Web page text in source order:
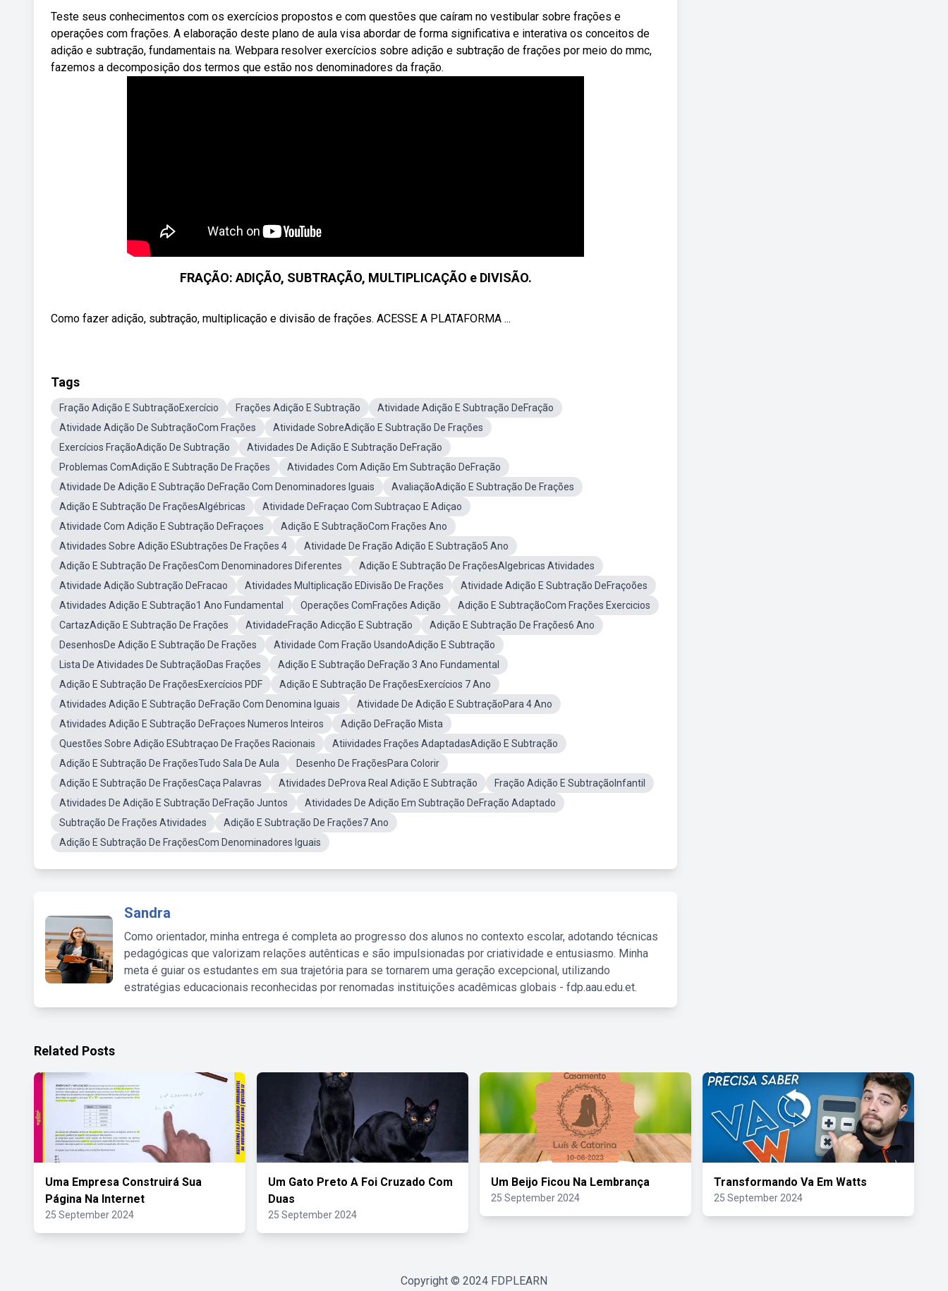
Teste seus conhecimentos com os exercícios propostos e com questões que caíram no vestibular sobre frações e
operações com frações. A elaboração deste plano de aula visa abordar de forma significativa e interativa os conceitos de
adição e subtração, fundamentais na. Webpara resolver exercícios sobre adição e subtração de frações por meio do mmc,
fazemos a decomposição dos termos que estão nos denominadores da fração.
FRAÇÃO: ADIÇÃO, SUBTRAÇÃO, MULTIPLICAÇÃO e DIVISÃO.
Como fazer adição, subtração, multiplicação e divisão de frações. ACESSE A PLATAFORMA ...
Tags
Fração Adição E SubtraçãoExercício Frações Adição E Subtração
Atividade Adição E Subtração DeFração
Atividade Adição De SubtraçãoCom Frações
Atividade SobreAdição E Subtração De Frações
Exercícios FraçãoAdição De Subtração
Atividades De Adição E Subtração DeFração
Problemas ComAdição E Subtração De Frações
Atividades Com Adição Em Subtração DeFração
Atividade De Adição E Subtração DeFração Com Denominadores Iguais
AvaliaçãoAdição E Subtração De Frações
Adição E Subtração De FraçõesAlgébricas
Atividade DeFraçao Com Subtraçao E Adiçao
Atividade Com Adição E Subtração DeFraçoes
Adição E SubtraçãoCom Frações Ano
Atividades Sobre Adição ESubtrações De Frações 4
Atividade De Fração Adição E Subtração5 Ano
Adição E Subtração De FraçõesCom Denominadores Diferentes
Adição E Subtração De FraçõesAlgebricas Atividades
Atividade Adição Subtração DeFracao
Atividades Multiplicação EDivisão De Frações
Atividade Adição E Subtração DeFraçoões
Atividades Adição E Subtração1 Ano Fundamental
Operações ComFrações Adição
Adição E SubtraçãoCom Frações Exercicios
CartazAdição E Subtração De Frações
AtividadeFração Adicção E Subtração
Adição E Subtração De Frações6 Ano
DesenhosDe Adição E Subtração De Frações
Atividade Com Fração UsandoAdição E Subtração
Lista De Atividades De SubtraçãoDas Frações
Adição E Subtração DeFração 3 Ano Fundamental
Adição E Subtração De FraçõesExercícios PDF
Adição E Subtração De FraçõesExercícios 7 Ano
Atividades Adição E Subtração DeFração Com Denomina Iguais
Atividade De Adição E SubtraçãoPara 4 Ano
Atividades Adição E Subtração DeFraçoes Numeros Inteiros
Adição DeFração Mista
Questões Sobre Adição ESubtraçao De Frações Racionais
Atiividades Frações AdaptadasAdição E Subtração
Adição E Subtração De FraçõesTudo Sala De Aula
Desenho De FraçõesPara Colorir
Adição E Subtração De FraçõesCaça Palavras
Atividades DeProva Real Adição E Subtração
Fração Adição E SubtraçãoInfantil
Atividades De Adição E Subtração DeFração Juntos
Atividades De Adição Em Subtração DeFração Adaptado
Subtração De Frações Atividades
Adição E Subtração De Frações7 Ano
Adição E Subtração De FraçõesCom Denominadores Iguais
Sandra
Como orientador, minha entrega é completa ao progresso dos alunos no contexto escolar, adotando técnicas
pedagógicas que valorizam relações autênticas e são impulsionadas por criatividade e entusiasmo. Minha
meta é guiar os estudantes em sua trajetória para se tornarem uma geração excepcional, utilizando
estratégias educacionais reconhecidas por renomadas instituições acadêmicas globais - fdp.aau.edu.et.
Related Posts
Uma Empresa Construirá Sua
Página Na Internet
25 September 2024
Um Gato Preto A Foi Cruzado Com
Duas
25 September 2024
Um Beijo Ficou Na Lembrança
25 September 2024
Transformando Va Em Watts
25 September 2024
Copyright © 2024 FDPLEARN